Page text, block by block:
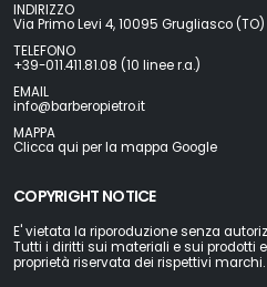
INDIRIZZO
Via Primo Levi 4, 10095 Grugliasco (TO)
TELEFONO
+39-011.411.81.08 (10 linee r.a.)
EMAIL
info@barberopietro.it
MAPPA
Clicca qui per la mappa Google
COPYRIGHT NOTICE
E' vietata la riporoduzione senza
Tutti i diritti sui materiali e sui prodotti
proprietà riservata dei rispettivi marchi.